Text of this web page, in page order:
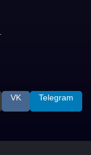
VK Telegram